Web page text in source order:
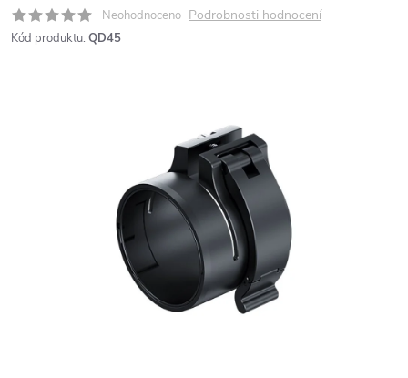
Neohodnoceno Podrobnosti hodnocení
Kód produktu: QD45